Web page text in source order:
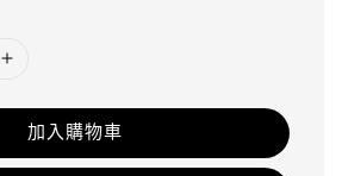
加入購物車